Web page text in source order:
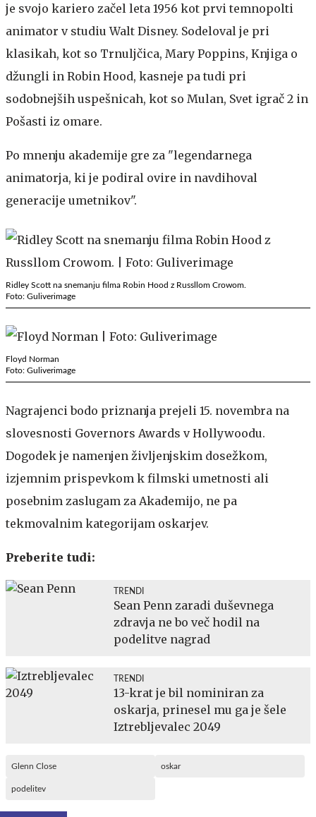
je svojo kariero začel leta 1956 kot prvi temnopolti
animator v studiu Walt Disney. Sodeloval je pri
klasikah, kot so Trnuljčica, Mary Poppins, Knjiga o
džungli in Robin Hood, kasneje pa tudi pri
sodobnejših uspešnicah, kot so Mulan, Svet igrač 2 in
Pošasti iz omare.
Po mnenju akademije gre za "legendarnega
animatorja, ki je podiral ovire in navdihoval
generacije umetnikov".
Ridley Scott na snemanju filma Robin Hood z Russllom Crowom.
Foto: Guliverimage
Floyd Norman
Foto: Guliverimage
Nagrajenci bodo priznanja prejeli 15. novembra na
slovesnosti Governors Awards v Hollywoodu.
Dogodek je namenjen življenjskim dosežkom,
izjemnim prispevkom k filmski umetnosti ali
posebnim zaslugam za Akademijo, ne pa
tekmovalnim kategorijam oskarjev.
Preberite tudi:
TRENDI
Sean Penn zaradi duševnega
zdravja ne bo več hodil na
podelitve nagrad
TRENDI
13-krat je bil nominiran za
oskarja, prinesel mu ga je šele
Iztrebljevalec 2049
Glenn Close oskar
podelitev